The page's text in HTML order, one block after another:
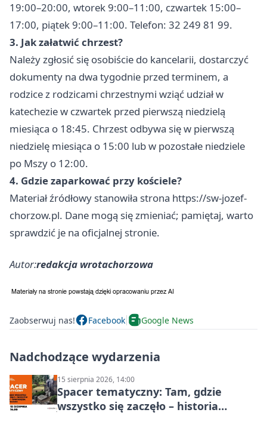
19:00–20:00, wtorek 9:00–11:00, czwartek 15:00–
17:00, piątek 9:00–11:00. Telefon: 32 249 81 99.
3. Jak załatwić chrzest?
Należy zgłosić się osobiście do kancelarii, dostarczyć
dokumenty na dwa tygodnie przed terminem, a
rodzice z rodzicami chrzestnymi wziąć udział w
katechezie w czwartek przed pierwszą niedzielą
miesiąca o 18:45. Chrzest odbywa się w pierwszą
niedzielę miesiąca o 15:00 lub w pozostałe niedziele
po Mszy o 12:00.
4. Gdzie zaparkować przy kościele?
Materiał źródłowy stanowiła strona https://sw-jozef-
chorzow.pl. Dane mogą się zmieniać; pamiętaj, warto
sprawdzić je na oficjalnej stronie.
Autor:redakcja wrotachorzowa
Zaobserwuj nas! Facebook Google News
Nadchodzące wydarzenia
15 sierpnia 2026, 14:00
Spacer tematyczny: Tam, gdzie
wszystko się zaczęło – historia